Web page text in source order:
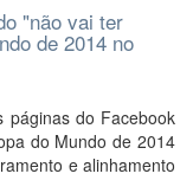
"não vai ter
de 2014 no
páginas do Facebook
do Mundo de 2014
e alinhamento